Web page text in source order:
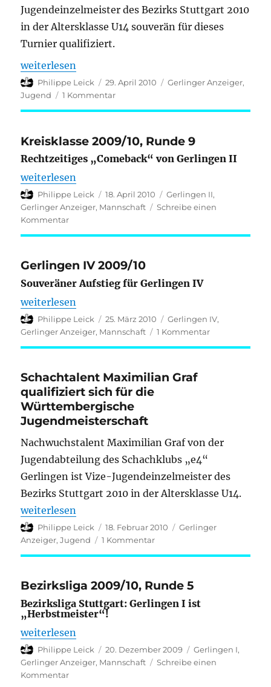
Jugendeinzelmeister des Bezirks Stuttgart 2010
in der Altersklasse U14 souverän für dieses
Turnier qualifiziert.
„Gerlinger Schachtalent Maximilian Graf
weiterlesen
Autor
Philippe Leick
Veröffentlicht
am
29. April 2010 Kategorien
Gerlinger Anzeiger,
Jugend
1 Kommentarzu
Gerlinger
Maximilian
Graf
überzeugt
Württembergischen
Jugendmeisterschaft
Kreisklasse 2009/10, Runde 9
Rechtzeitiges „Comeback“ von Gerlingen II
„Kreisklasse 2009/10, Runde 9“
weiterlesen
Autor
Philippe Leick
Veröffentlicht
am
18. April 2010 Kategorien
Gerlingen II,
Gerlinger Anzeiger, Mannschaft
Schreibe einen
Kommentarzu
Kreisklasse
9
Gerlingen IV 2009/10
Souveräner Aufstieg für Gerlingen IV
„Gerlingen IV 2009/10“
weiterlesen
Autor
Philippe Leick
Veröffentlicht
am
25. März 2010 Kategorien
Gerlingen IV,
Gerlinger Anzeiger, Mannschaft 1 Kommentarzu
Schachtalent Maximilian Graf
qualifiziert sich für die
Württembergische
Jugendmeisterschaft
Nachwuchstalent Maximilian Graf von der
Jugendabteilung des Schachklubs „e4“
Gerlingen ist Vize-Jugendeinzelmeister des
Bezirks Stuttgart 2010 in der Altersklasse U14.
„Schachtalent Maximilian Graf qualifiziert sich für
weiterlesen
Autor
Philippe Leick
Veröffentlicht
am
18. Februar 2010 Kategorien
Gerlinger
Anzeiger,Jugend 1 Kommentarzu
qualifiziert
sich
Jugendmeisterschaft
Bezirksliga 2009/10, Runde 5
Bezirksliga Stuttgart: Gerlingen I ist
„Herbstmeister“!
„Bezirksliga 2009/10, Runde 5“
weiterlesen
Autor
Philippe Leick
Veröffentlicht
am
20. Dezember 2009 Kategorien
Gerlingen I,
Gerlinger Anzeiger, Mannschaft
Schreibe einen
Kommentarzu